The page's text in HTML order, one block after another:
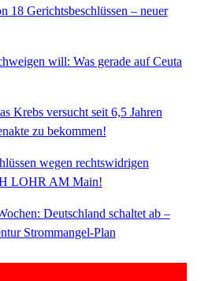
18 Gerichtsbeschlüssen – neuer
will: Was gerade auf Ceuta
Krebs versucht seit 6,5 Jahren
zu bekommen!
wegen rechtswidrigen
LOHR AM Main!
Deutschland schaltet ab –
Strommangel-Plan